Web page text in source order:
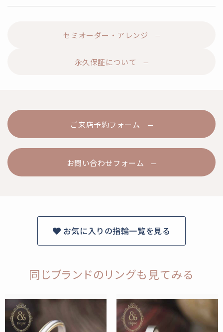
セミオーダー・アレンジ
永久保証について
ご来店予約フォーム
お問い合わせフォーム
お気に入りの指輪一覧を見る
同じブランドのリングも見てみる